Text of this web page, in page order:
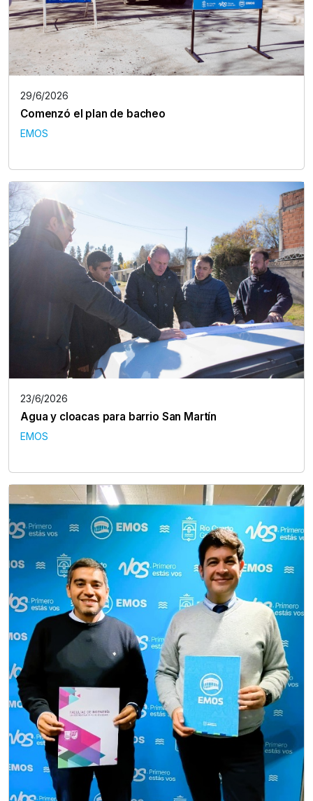
29/6/2026
Comenzó el plan de bacheo
EMOS
23/6/2026
Agua y cloacas para barrio San Martín
EMOS